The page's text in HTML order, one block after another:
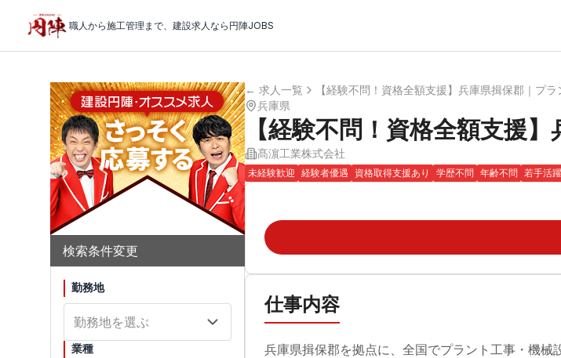
職人から施工管理まで、建設求人なら円陣JOBS
検索条件変更
勤務地
勤務地を選ぶ
業種
← 求人一覧
【経験不問！資格全額支援】兵庫県揖保郡｜プ
兵庫県
【経験不問！資格全額支援
髙濵工業株式会社
未経験歓迎 経験者優遇 資格取得支援あり 学歴不問 年齢不問 若手活
仕事内容
兵庫県揖保郡を拠点に、全国でプラント工事・機械